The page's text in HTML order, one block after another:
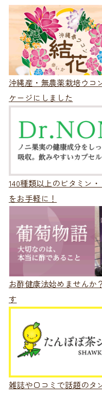
沖縄産・無農薬栽培ウコ
ケージにしました
140種類以上のビタミン
をお手軽に！
お酢健康法始めませんか
す
雑誌や口コミで話題のタ